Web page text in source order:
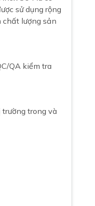
sử dụng rộng
chất lượng sản
QA kiểm tra
trong và